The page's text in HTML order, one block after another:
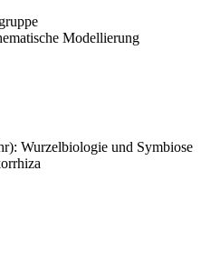
Modellierung
Wurzelbiologie und Symbiose